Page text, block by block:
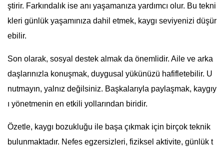
ştirir. Farkındalık ise anı yaşamanıza yardımcı olur. Bu tekni
kleri günlük yaşamınıza dahil etmek, kaygı seviyenizi düşür
ebilir.
Son olarak, sosyal destek almak da önemlidir. Aile ve arka
daşlarınızla konuşmak, duygusal yükünüzü hafifletebilir. U
nutmayın, yalnız değilsiniz. Başkalarıyla paylaşmak, kaygıy
ı yönetmenin en etkili yollarından biridir.
Özetle, kaygı bozukluğu ile başa çıkmak için birçok teknik
bulunmaktadır. Nefes egzersizleri, fiziksel aktivite, günlük t